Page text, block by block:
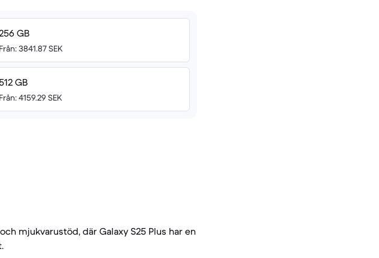
GB
Från: 3841.87 SEK
GB
Från: 4159.29 SEK
mjukvarustöd, där Galaxy S25 Plus har en